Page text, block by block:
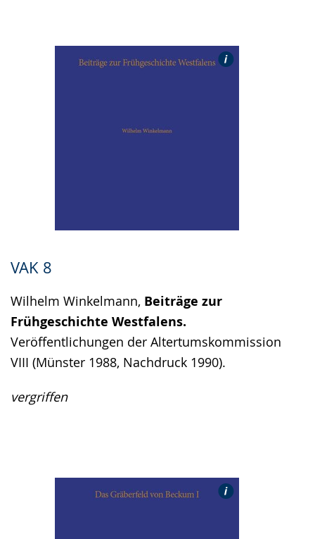
VAK 8
Wilhelm Winkelmann, Beiträge zur
Frühgeschichte Westfalens.
Veröffentlichungen der Altertumskommission
VIII (Münster 1988, Nachdruck 1990).
vergriffen